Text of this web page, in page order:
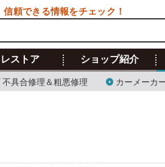
レストア ショップ紹介
不具合修理＆粗悪修理 カーメーカ
頼できる情報をチェック！